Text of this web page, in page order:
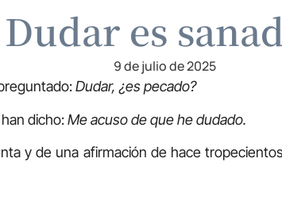
Dudar es
9 de julio de 2025
Dudar, ¿es pecado?
dicho:Me acuso de que he dudado.
y de una afirmación de hace